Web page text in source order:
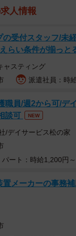
提供
年間の厳しい訓練
合いを込めて行わ
ッシュで会場を後
回収するのが1学
人情報
の受付スタッフ/未
らい条件が揃っと
ャスティング
派遣社員：時
職員/週2から可/デ
談可
NEW
/デイサービス松の家
パート：時給1,200円
メーカーの事務補